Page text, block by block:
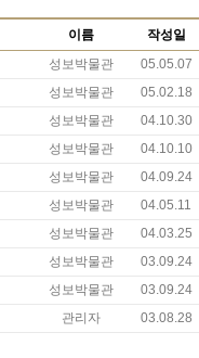
이름 작성일
성보박물관 05.05.07
성보박물관 05.02.18
성보박물관 04.10.30
성보박물관 04.10.10
성보박물관 04.09.24
성보박물관 04.05.11
성보박물관 04.03.25
성보박물관 03.09.24
성보박물관 03.09.24
관리자 03.08.28